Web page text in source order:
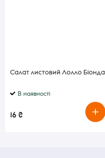
Салат листовий Лолло Біонда
В наявності
16 ₴